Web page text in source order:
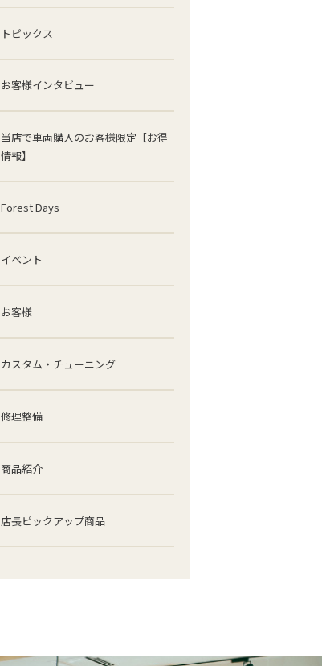
トピックス
お客様インタビュー
当店で車両購入のお客様限定【お得
情報】
Forest Days
イベント
お客様
カスタム・チューニング
修理整備
商品紹介
店長ピックアップ商品